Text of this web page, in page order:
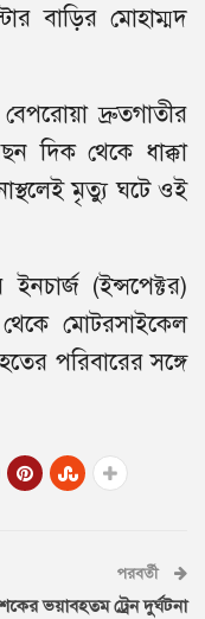
বাড়ির মোহাম্মদ
দ্রুতগাতীর
দিক থেকে ধাক্কা
মৃত্যু ঘটে ওই
(ইন্সপেক্টর)
মোটরসাইকেল
পরিবারের সঙ্গে
পরবর্তী
ভয়াবহতম ট্রেন দুর্ঘটনা